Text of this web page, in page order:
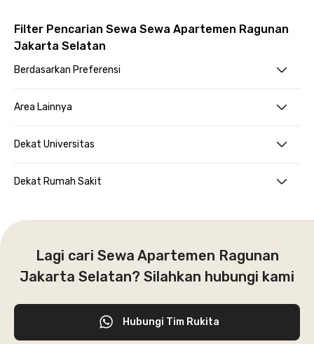
Filter Pencarian Sewa Sewa Apartemen Ragunan
Jakarta Selatan
Berdasarkan Preferensi
Area Lainnya
Dekat Universitas
Dekat Rumah Sakit
Lagi cari Sewa Apartemen Ragunan
Jakarta Selatan? Silahkan hubungi kami
Hubungi Tim Rukita